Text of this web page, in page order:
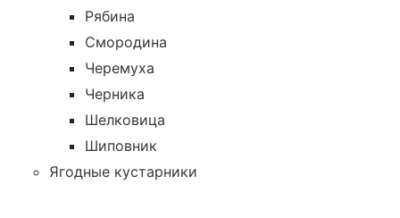
Рябина
Смородина
Черемуха
Черника
Шелковица
Шиповник
Ягодные кустарники